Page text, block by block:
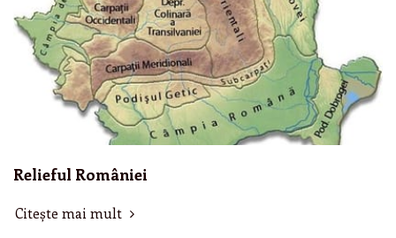
Relieful României
Citește mai mult